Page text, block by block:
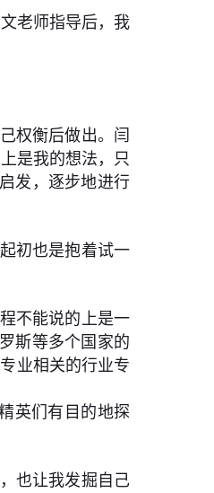
老师指导后，我
权衡后做出。闫
是我的想法，只
发，逐步地进行
初也是抱着试一
不能说的上是一
斯等多个国家的
业相关的行业专
英们有目的地探
也让我发掘自己